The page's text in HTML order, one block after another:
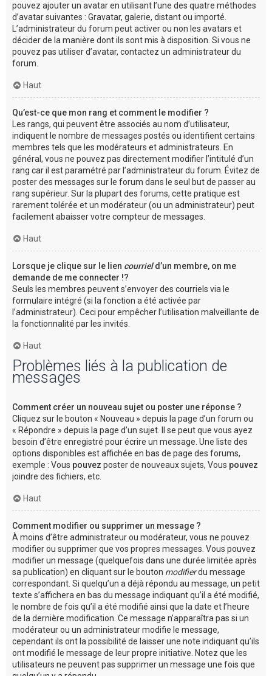
pouvez ajouter un avatar en utilisant l’une des quatre méthodes
d’avatar suivantes : Gravatar, galerie, distant ou importé.
L’administrateur du forum peut activer ou non les avatars et
décider de la manière dont ils sont mis à disposition. Si vous ne
pouvez pas utiliser d’avatar, contactez un administrateur du
forum.
Haut
Qu’est-ce que mon rang et comment le modifier ?
Les rangs, qui peuvent être associés au nom d’utilisateur,
indiquent le nombre de messages postés ou identifient certains
membres tels que les modérateurs et administrateurs. En
général, vous ne pouvez pas directement modifier l’intitulé d’un
rang car il est paramétré par l’administrateur du forum. Évitez de
poster des messages sur le forum dans le seul but de passer au
rang supérieur. Sur la plupart des forums, cette pratique est
rarement tolérée et un modérateur (ou un administrateur) peut
facilement abaisser votre compteur de messages.
Haut
Lorsque je clique sur le lien courrield’un membre, on me
demande de me connecter !?
Seuls les membres peuvent s’envoyer des courriels via le
formulaire intégré (si la fonction a été activée par
l’administrateur). Ceci pour empêcher l’utilisation malveillante de
la fonctionnalité par les invités.
Haut
Problèmes liés à la publication de
messages
Comment créer un nouveau sujet ou poster une réponse ?
Cliquez sur le bouton « Nouveau » depuis la page d’un forum ou
« Répondre » depuis la page d’un sujet. Il se peut que vous ayez
besoin d’être enregistré pour écrire un message. Une liste des
options disponibles est affichée en bas de page des forums,
exemple : Vous pouvez poster de nouveaux sujets, Vous pouvez
joindre des fichiers, etc.
Haut
Comment modifier ou supprimer un message ?
À moins d’être administrateur ou modérateur, vous ne pouvez
modifier ou supprimer que vos propres messages. Vous pouvez
modifier un message (quelquefois dans une durée limitée après
sa publication) en cliquant sur le bouton modifierdu message
correspondant. Si quelqu’un a déjà répondu au message, un petit
texte s’affichera en bas du message indiquant qu’il a été modifié,
le nombre de fois qu’il a été modifié ainsi que la date et l’heure
de la dernière modification. Ce message n’apparaîtra pas si un
modérateur ou un administrateur modifie le message,
cependant ils ont la possibilité de laisser une note indiquant qu’ils
ont modifié le message de leur propre initiative. Notez que les
utilisateurs ne peuvent pas supprimer un message une fois que